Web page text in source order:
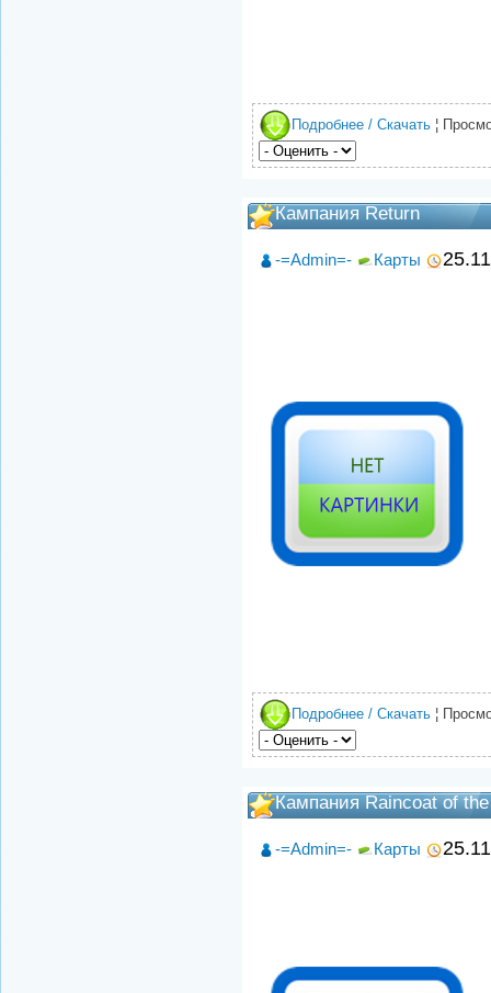
Подробнее / Скачать ¦
Кампания Return
-=Admin=- Карты
Подробнее / Скачать ¦
Кампания Raincoat of
-=Admin=- Карты